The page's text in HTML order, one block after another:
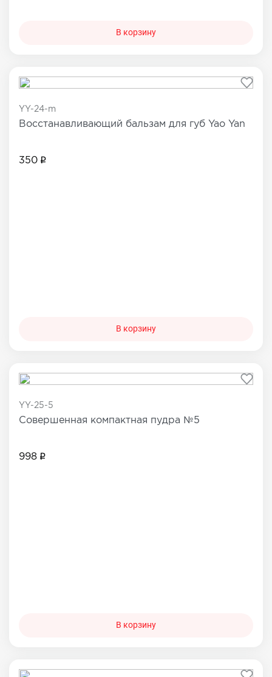
В корзину
YY-24-m
Восстанавливающий бальзам для губ Yao Yan
350
В корзину
YY-25-5
Совершенная компактная пудра №5
998
В корзину